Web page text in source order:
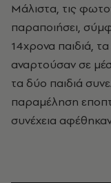
Μάλιστα, τις
παραποιήσει,
14χρονα παιδιά,
αναρτούσαν σε
τα δύο παιδιά
παραμέληση
συνέχεια